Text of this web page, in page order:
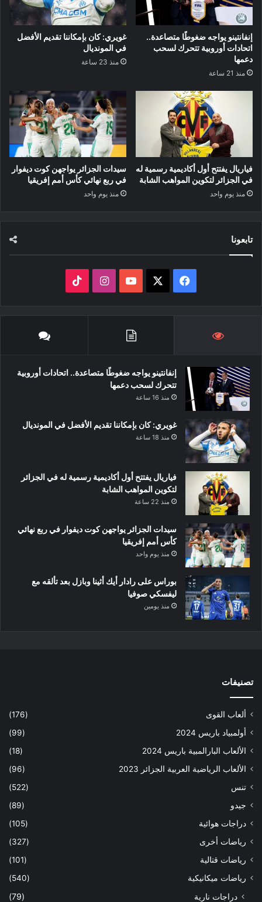
إنفانتينو يواجه ضغوطًا متصاعدة..
اتحادات أوروبية تتحرك لسحب
دعمها
منذ 21 ساعة
غويري: كان بإمكاننا تقديم الأفضل
في المونديال
منذ 23 ساعة
فياريال يفتتح أول أكاديمية رسمية له
في الجزائر لتكوين المواهب الشابة
منذ يوم واحد
سيدات الجزائر يواجهن كوت ديفوار
في ربع نهائي كأس أمم إفريقيا
منذ يوم واحد
تابعونا
فيسبوك ‫YouTubeانستقرام
إنفانتينو يواجه ضغوطًا متصاعدة.. اتحادات أوروبية
تتحرك لسحب دعمها
منذ 16 ساعة
غويري: كان بإمكاننا تقديم الأفضل في المونديال
منذ 18 ساعة
فياريال يفتتح أول أكاديمية رسمية له في الجزائر
لتكوين المواهب الشابة
منذ 22 ساعة
سيدات الجزائر يواجهن كوت ديفوار في ربع نهائي
كأس أمم إفريقيا
منذ يوم واحد
بوراس على رادار أيك أثينا وبازل بعد تألقه مع
ليفسكي صوفيا
منذ يومين
تصنيفات
ألعاب القوى
(176)
أولمبياد باريس 2024
(99)
الألعاب البارالمبية باريس 2024
(18)
الألعاب الرياضية العربية الجزائر 2023
(96)
تنس
(522)
جيدو
(89)
دراجات هوائية
(105)
رياضات أخرى
(327)
رياضات قتالية
(101)
رياضات ميكانيكية
(540)
دراجات نارية
(79)